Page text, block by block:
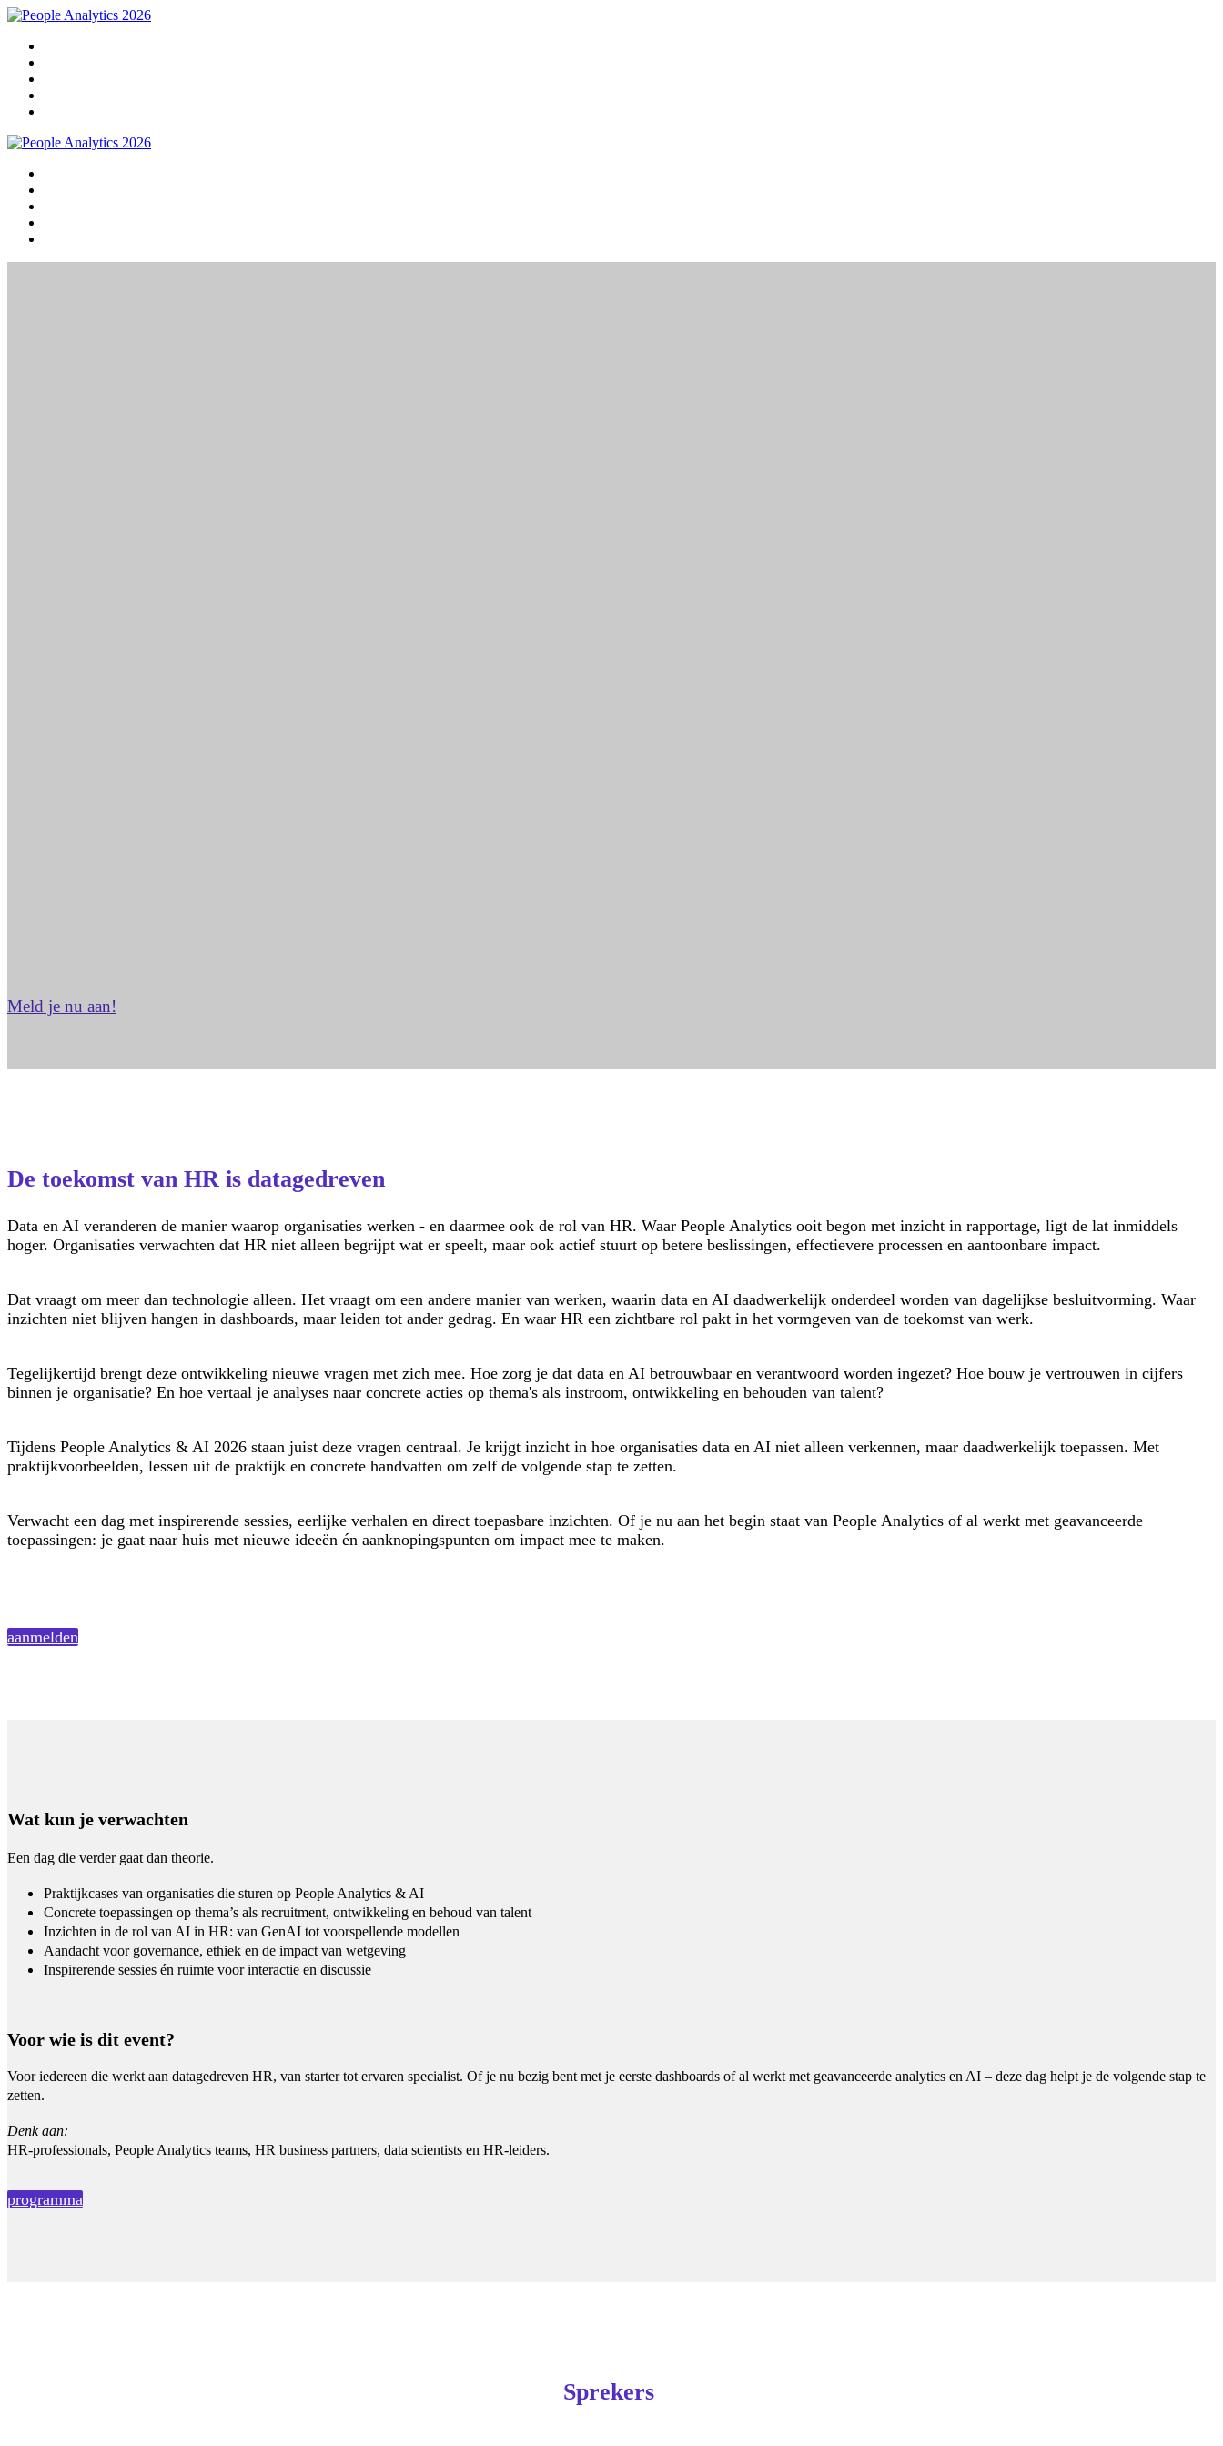
Meld je nu aan!
De toekomst van HR is datagedreven
Data en AI veranderen de manier waarop organisaties werken - en daarmee ook de rol van HR. Waar People Analytics ooit begon met inzicht in rapportage, ligt de lat inmiddels
hoger. Organisaties verwachten dat HR niet alleen begrijpt wat er speelt, maar ook actief stuurt op betere beslissingen, effectievere processen en aantoonbare impact.
Dat vraagt om meer dan technologie alleen. Het vraagt om een andere manier van werken, waarin data en AI daadwerkelijk onderdeel worden van dagelijkse besluitvorming. Waar
inzichten niet blijven hangen in dashboards, maar leiden tot ander gedrag. En waar HR een zichtbare rol pakt in het vormgeven van de toekomst van werk.
Tegelijkertijd brengt deze ontwikkeling nieuwe vragen met zich mee. Hoe zorg je dat data en AI betrouwbaar en verantwoord worden ingezet? Hoe bouw je vertrouwen in cijfers
binnen je organisatie? En hoe vertaal je analyses naar concrete acties op thema's als instroom, ontwikkeling en behouden van talent?
Tijdens People Analytics & AI 2026 staan juist deze vragen centraal. Je krijgt inzicht in hoe organisaties data en AI niet alleen verkennen, maar daadwerkelijk toepassen. Met
praktijkvoorbeelden, lessen uit de praktijk en concrete handvatten om zelf de volgende stap te zetten.
Verwacht een dag met inspirerende sessies, eerlijke verhalen en direct toepasbare inzichten. Of je nu aan het begin staat van People Analytics of al werkt met geavanceerde
toepassingen: je gaat naar huis met nieuwe ideeën én aanknopingspunten om impact mee te maken.
aanmelden
Wat kun je verwachten
Een dag die verder gaat dan theorie.
Praktijkcases van organisaties die sturen op People Analytics & AI
Concrete toepassingen op thema’s als recruitment, ontwikkeling en behoud van talent
Inzichten in de rol van AI in HR: van GenAI tot voorspellende modellen
Aandacht voor governance, ethiek en de impact van wetgeving
Inspirerende sessies én ruimte voor interactie en discussie
Voor wie is dit event?
Voor iedereen die werkt aan datagedreven HR, van starter tot ervaren specialist. Of je nu bezig bent met je eerste dashboards of al werkt met geavanceerde analytics en AI – deze dag helpt je de volgende stap te
zetten.
Denk aan:
HR-professionals, People Analytics teams, HR business partners, data scientists en HR-leiders.
programma
Sprekers